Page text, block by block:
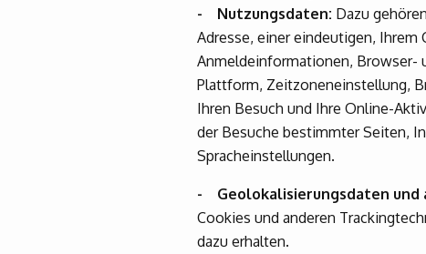
- Nutzungsdaten: Dazu
Adresse, einer eindeutigen,
Anmeldeinformationen, Browser-
Plattform, Zeitzoneneinstellung,
Ihren Besuch und Ihre Online-
der Besuche bestimmter Seiten,
Spracheinstellungen.
- Geolokalisierungsdaten und
Cookies und anderen
dazu erhalten.